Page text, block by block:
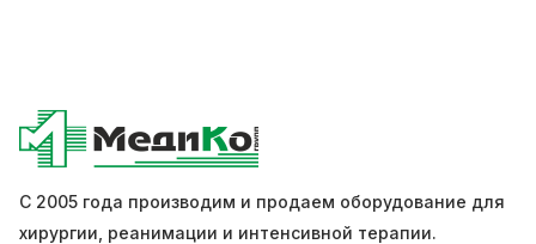
С 2005 года производим и продаем оборудование для
хирургии, реанимации и интенсивной терапии.